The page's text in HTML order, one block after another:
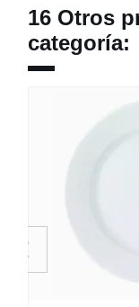
16 Otros
categoría: